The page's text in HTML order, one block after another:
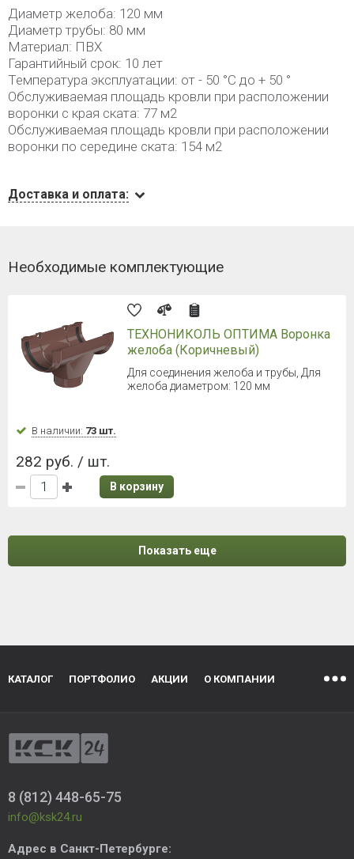
Диаметр желоба: 120 мм
Диаметр трубы: 80 мм
Материал: ПВХ
Гарантийный срок: 10 лет
Температура эксплуатации: от - 50 °C до + 50 °
Обслуживаемая площадь кровли при расположении
воронки с края ската: 77 м2
Обслуживаемая площадь кровли при расположении
воронки по середине ската: 154 м2
Доставка и оплата:
Необходимые комплектующие
ТЕХНОНИКОЛЬ ОПТИМА Воронка
желоба (Коричневый)
Для соединения желоба и трубы, Для
желоба диаметром: 120 мм
В наличии: 73 шт.
282 руб. / шт.
В корзину
Показать еще
КАТАЛОГ ПОРТФОЛИО АКЦИИ О КОМПАНИИ
8 (812) 448-65-75
info@ksk24.ru
Адрес в Санкт-Петербурге: